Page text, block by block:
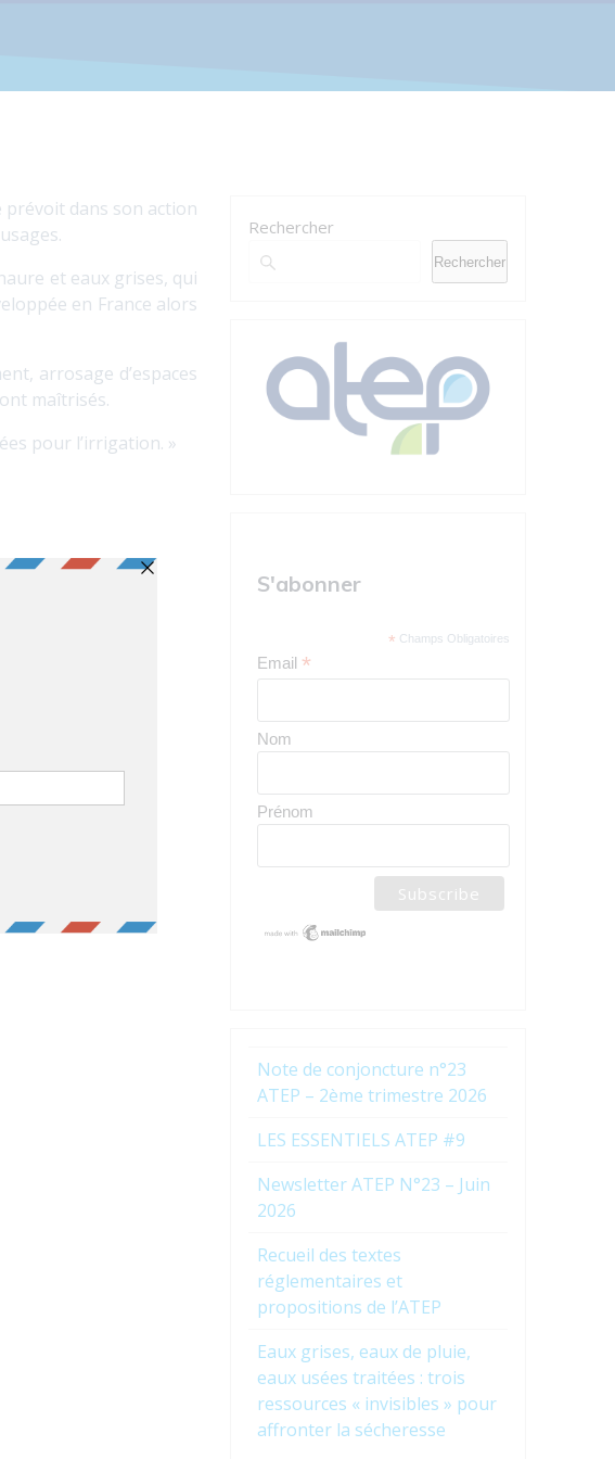
prévoit dans son action
et eaux grises, qui
en France alors
arrosage d’espaces
maîtrisés.
pour l’irrigation. »
Rechercher
Rechercher
S'abonner
* Champs Obligatoires
Email *
Nom
Prénom
Note de conjoncture n°23
ATEP – 2ème trimestre 2026
LES ESSENTIELS ATEP #9
Newsletter ATEP N°23 – Juin
2026
Recueil des textes
réglementaires et
propositions de l’ATEP
Eaux grises, eaux de pluie,
eaux usées traitées : trois
ressources « invisibles » pour
affronter la sécheresse